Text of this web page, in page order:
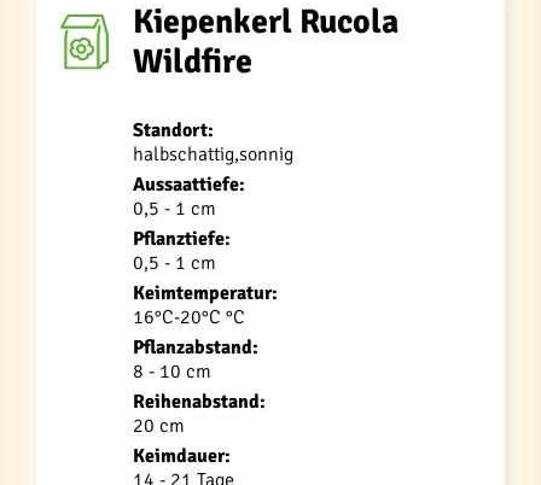
Kiepenkerl Rucola
Wildfire
Standort:
halbschattig,sonnig
Aussaattiefe:
0,5 - 1 cm
Pflanztiefe:
0,5 - 1 cm
Keimtemperatur:
16°C-20°C °C
Pflanzabstand:
8 - 10 cm
Reihenabstand:
20 cm
Keimdauer:
14 - 21 Tage